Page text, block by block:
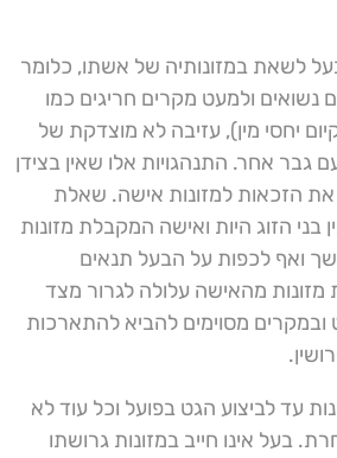
לשאת במזונותיה של אשתו, כלומר
נשואים ולמעט מקרים חריגים כמו
יחסי מין), עזיבה לא מוצדקת של
גבר אחר. התנהגויות אלו שאין בצידן
הזכאות למזונות אישה. שאלת
הזוג היות ואישה המקבלת מזונות
ואף לכפות על הבעל תנאים
מזונות מהאישה עלולה לגרור מצד
מסוימים להביא להתארכות
עד לביצוע הגט בפועל וכל עוד לא
בעל אינו חייב במזונות גרושתו